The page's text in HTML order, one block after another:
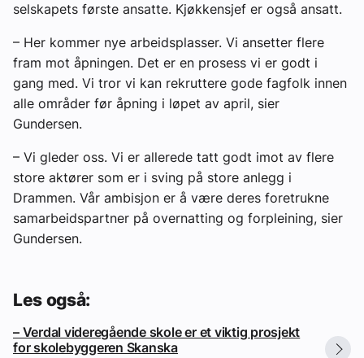
selskapets første ansatte. Kjøkkensjef er også ansatt.
– Her kommer nye arbeidsplasser. Vi ansetter flere
fram mot åpningen. Det er en prosess vi er godt i
gang med. Vi tror vi kan rekruttere gode fagfolk innen
alle områder før åpning i løpet av april, sier
Gundersen.
– Vi gleder oss. Vi er allerede tatt godt imot av flere
store aktører som er i sving på store anlegg i
Drammen. Vår ambisjon er å være deres foretrukne
samarbeidspartner på overnatting og forpleining, sier
Gundersen.
Les også:
– Verdal videregående skole er et viktig prosjekt
for skolebyggeren Skanska